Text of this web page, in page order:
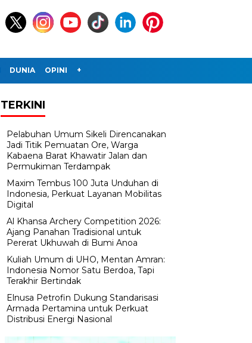
DUNIA OPINI +
TERKINI
Pelabuhan Umum Sikeli Direncanakan
Jadi Titik Pemuatan Ore, Warga
Kabaena Barat Khawatir Jalan dan
Permukiman Terdampak
Maxim Tembus 100 Juta Unduhan di
Indonesia, Perkuat Layanan Mobilitas
Digital
Al Khansa Archery Competition 2026:
Ajang Panahan Tradisional untuk
Pererat Ukhuwah di Bumi Anoa
Kuliah Umum di UHO, Mentan Amran:
Indonesia Nomor Satu Berdoa, Tapi
Terakhir Bertindak
Elnusa Petrofin Dukung Standarisasi
Armada Pertamina untuk Perkuat
Distribusi Energi Nasional